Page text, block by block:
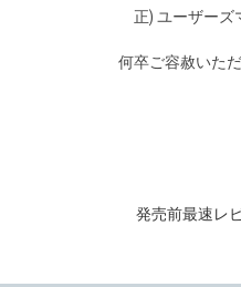
正) ユーザーズ
何卒ご容赦いた
投
発売前最速レ